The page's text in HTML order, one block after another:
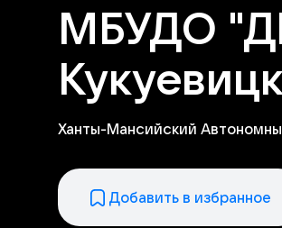
МБУДО
Ханты-Мансийский
Добавить в избранное